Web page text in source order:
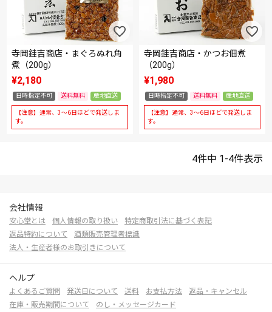
寺岡銈吉商店・まぐろぬれ角
煮（200g）
¥2,180
日時指定不可 送料無料 産地直送
【注意】通常、3～6日ほどで発送しま
す。
寺岡銈吉商店・かつお佃煮
（200g）
¥1,980
日時指定不可 送料無料 産地直送
【注意】通常、3～6日ほどで発送しま
す。
4件中 1-4件表示
会社情報
安心堂とは 個人情報の取り扱い
特定商取引法に基づく表記
返品特約について
酒類販売管理者標識
法人・生産者様のお取引きについて
ヘルプ
よくあるご質問 発送日について 送料 お支払方法
返品・キャンセル
在庫・販売期間について
のし・メッセージカード